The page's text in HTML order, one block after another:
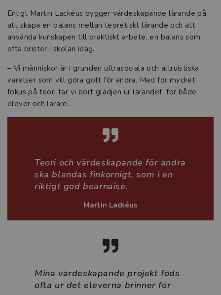
De vill stärka lärares resiliens i
yrkesvardagen
Vikten av en skola som främjar läsande
och skrivande
Tre snabba frågor om Språkliga
svårigheter i skolan
lärande i skolan
Stärk pedagogiken med estetiken
VFU-handledares betydelse för
Intervju med Therese Nilsson
Tre snabba frågor om Fritidshemmet i
teori och praktik
Intervju med Emelie Östman-Fritzin
Enligt Martin Lackéus bygger värdeskapande lärande på
att skapa en balans mellan teoretiskt lärande och att
använda kunskapen till praktiskt arbete, en balans som
ofta brister i skolan idag.
– Vi människor är i grunden ultrasociala och altruistiska
varelser som vill göra gott för andra. Med för mycket
fokus på teori tar vi bort glädjen ur lärandet, för både
elever och lärare.
Teori och värdeskapande för andra
ska blandas finkornigt, som i en
riktigt god bearnaise.
Martin Lackéus
Mina värdeskapande projekt föds
ofta ur det eleverna brinner för